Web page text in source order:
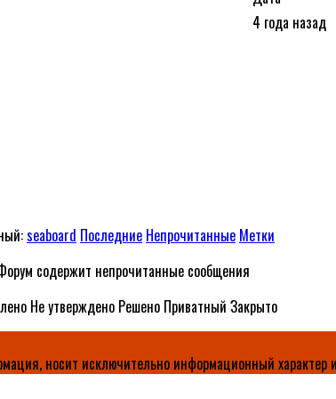
4 года назад
seaboard Последние Непрочитанные Метки
содержит непрочитанные сообщения
Не утверждено Решено Приватный Закрыто
носит исключительно информационный